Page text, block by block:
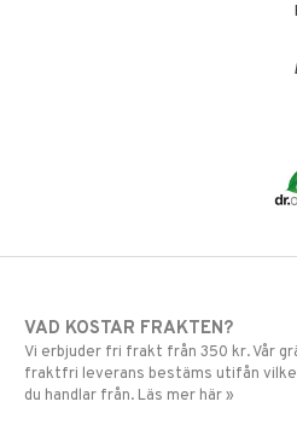
VAD KOSTAR FRAKTEN?
Vi erbjuder fri frakt från 350 kr. Vår
fraktfri leverans bestäms utifån
du handlar från. Läs mer här »